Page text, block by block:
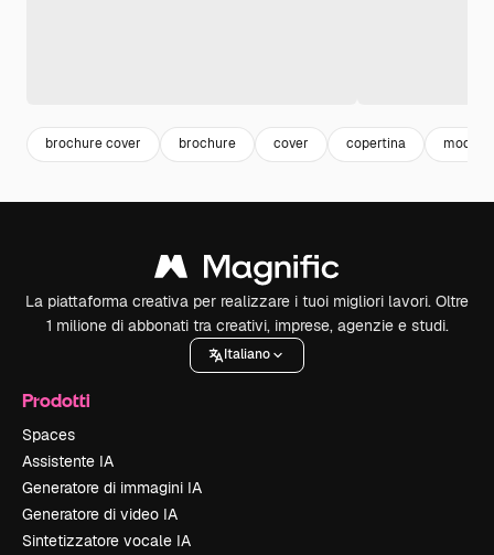
brochure cover brochure cover copertina modello
La piattaforma creativa per realizzare i tuoi migliori lavori. Oltre
1 milione di abbonati tra creativi, imprese, agenzie e studi.
Italiano
Prodotti
Spaces
Assistente IA
Generatore di immagini IA
Generatore di video IA
Sintetizzatore vocale IA